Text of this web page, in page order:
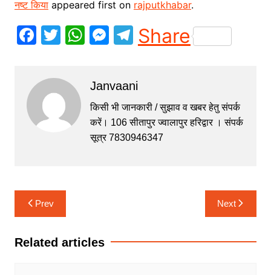
नष्ट कियाappeared first on rajputkhabar.
F
c
e
b
o
T
itt
er
W
s
A
p
p
M
s
e
n
T
el
gr
a
m
Share
Janvaani
किसी भी जानकारी / सुझाव व खबर हेतु संपर्क
करें। 106 सीतापुर ज्वालापुर हरिद्वार । संपर्क
सूत्र 7830946347
Post
navigation
Prev Next
Related articles